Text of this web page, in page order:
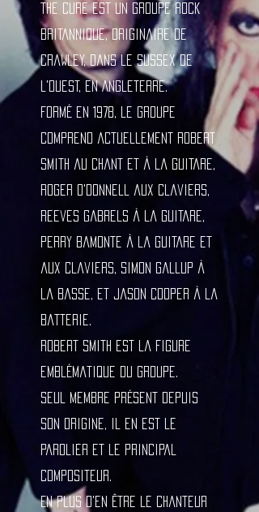
The Cure est un groupe rock
britannique, originaire de
Crawley, dans le Sussex de
l'Ouest, en Angleterre.
Formé en 1978, le groupe
comprend actuellement Robert
Smith au chant et à la guitare,
Roger O'Donnell aux claviers,
Reeves Gabrels à la guitare,
Perry Bamonte à la guitare et
aux claviers, Simon Gallup à
la basse, et Jason Cooper à la
batterie.
Robert Smith est la figure
emblématique du groupe.
Seul membre présent depuis
son origine, il en est le
parolier et le principal
compositeur.
En plus d'en être le chanteur